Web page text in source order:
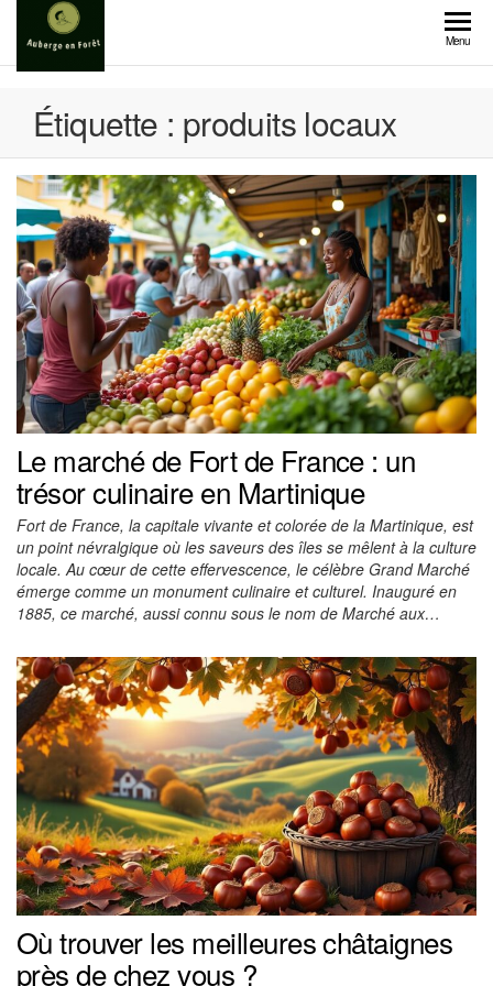
content
Menu
Étiquette : produits locaux
Le marché de Fort de France : un
trésor culinaire en Martinique
Fort de France, la capitale vivante et colorée de la Martinique, est
un point névralgique où les saveurs des îles se mêlent à la culture
locale. Au cœur de cette effervescence, le célèbre Grand Marché
émerge comme un monument culinaire et culturel. Inauguré en
1885, ce marché, aussi connu sous le nom de Marché aux…
Où trouver les meilleures châtaignes
près de chez vous ?